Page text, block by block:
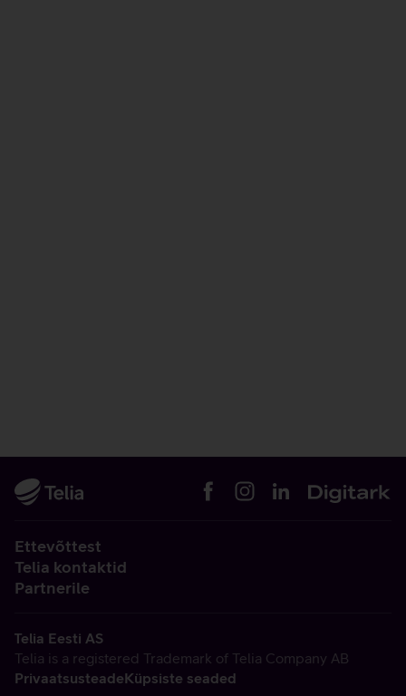
Ettevõttest
Telia kontaktid
Partnerile
Telia Eesti AS
Telia is a registered Trademark of Telia Company AB
PrivaatsusteadeKüpsiste seaded